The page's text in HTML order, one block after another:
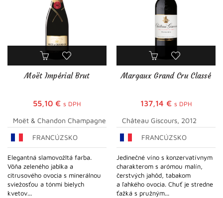
Moët Impérial Brut
55,10 € s DPH
Moët & Chandon Champagne
FRANCÚZSKO
Elegantná slamovožltá farba.
Vôňa zeleného jablka a
citrusového ovocia s minerálnou
sviežosťou a tónmi bielych
kvetov...
Margaux Grand Cru Classé
137,14 € s DPH
Château Giscours, 2012
FRANCÚZSKO
Jedinečné víno s konzervatívnym
charakterom s arómou malín,
čerstvých jahôd, tabakom
a ľahkého ovocia. Chuť je stredne
ťažká s pružným...